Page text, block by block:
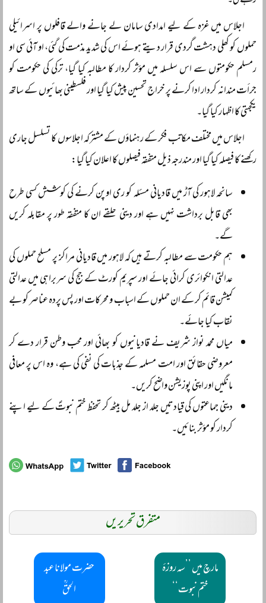
اجلاس میں غزہ کے لیے امدادی سامان لے جانے والے قافلوں پر اسرائیلی
حملوں کو کھلی دہشت گردی قرار دیتے ہوئے اس کی شدید مذمت کی گئی، او آئی سی او
رمسلم حکومتوں سے اس سلسلہ میں مؤثر کردار کا مطالبہ کیا گیا، ترکی کی حکومت کو
جرأت مندانہ کردار ادا کرنے پر خراج تحسین پیش کیا گیا اور فلسطینی بھائیوں کے ساتھ
یکجہتی کا اظہار کیا گیا۔
اجلاس میں مختلف مکاتب فکر کے رہنماؤں کے مشترکہ اجلاسوں کا تسلسل جاری
رکھنے کا فیصلہ کیا گیا اور مندرجہ ذیل متفقہ فیصلوں کا اعلان کیا گیا:
سانحہ لاہور کی آڑ میں قادیانی مسئلہ کو ری اوپن کرنے کی کوشش کسی طرح
بھی قابل برداشت نہیں ہے اور دینی حلقے ان کا متفقہ طور پر مقابلہ کریں
گے۔
ہم حکومت سے مطالبہ کرتے ہیں کہ لاہور میں قادیانی مراکز پر مسلح حملوں کی
عدالتی انکوائری کرائی جائے اور سپریم کورٹ کے جج کی سربراہی میں عدالتی
کمیشن قائم کر کے ان حملوں کے اسباب و محرکات اور پس پردہ عناصر کو بے
نقاب کیا جائے۔
میاں محمد نواز شریف نے قادیانیوں کو بھائی اور محب وطن قرار دے کر
معروضی حقائق اور امت مسلمہ کے جذبات کی نفی کی ہے، وہ اس پر معافی
مانگیں اور اپنی پوزیشن واضح کریں۔
دینی جماعتوں کی قیادتیں جلد از جلد مل بیٹھ کر تحفظ ختم نبوتؐ کے لیے اپنے
کردار کو مؤثر بنائیں۔
متفرق تحریریں
مارچ میں ’’سہ روزۂ
ختم نبوت‘‘
حضرت مولانا عبد
الحقؒ